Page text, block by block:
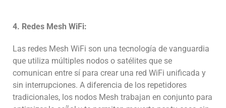
4. Redes Mesh WiFi:
Las redes Mesh WiFi son una tecnología de vanguardia
que utiliza múltiples nodos o satélites que se
comunican entre sí para crear una red WiFi unificada y
sin interrupciones. A diferencia de los repetidores
tradicionales, los nodos Mesh trabajan en conjunto para